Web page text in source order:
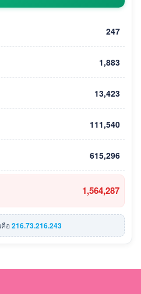
247
1,883
13,423
111,540
615,296
1,564,287
คือ216.73.216.243